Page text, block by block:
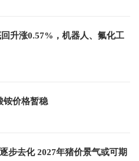
升涨0.57%，机器人、氟化工
铵价格暂稳
步去化 2027年猪价景气或可期